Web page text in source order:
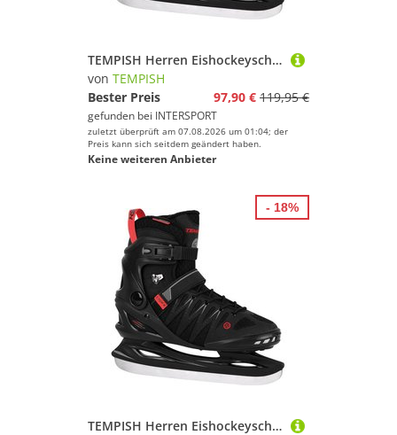
TEMPISH Herren Eishockeyschuhe Eishockeyschlittschuh CROX.X - Herren
von TEMPISH
Bester Preis
97,90 € 119,95 €
gefunden bei INTERSPORT
zuletzt überprüft am 07.08.2026 um 01:04; der
Preis kann sich seitdem geändert haben.
Keine weiteren Anbieter
TEMPISH Herren Eishockeyschuhe Eishockeyschlittschuh CROX.X - Herren
- 18%